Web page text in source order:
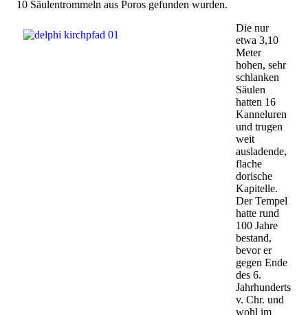
10 Säulentrommeln aus Poros gefunden wurden.
Die nur
etwa 3,10
Meter
hohen, sehr
schlanken
Säulen
hatten 16
Kanneluren
und trugen
weit
ausladende,
flache
dorische
Kapitelle.
Der Tempel
hatte rund
100 Jahre
bestand,
bevor er
gegen Ende
des 6.
Jahrhunderts
v. Chr. und
wohl im